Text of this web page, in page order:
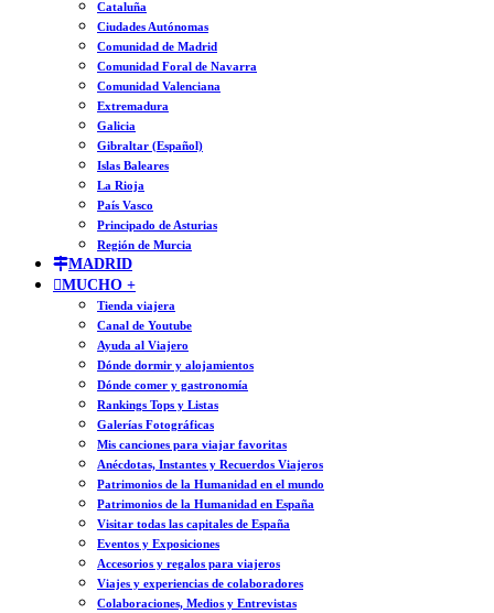
Cataluña
Ciudades Autónomas
Comunidad de Madrid
Comunidad Foral de Navarra
Comunidad Valenciana
Extremadura
Galicia
Gibraltar (Español)
Islas Baleares
La Rioja
País Vasco
Principado de Asturias
Región de Murcia
MADRID
MUCHO +
Tienda viajera
Canal de Youtube
Ayuda al Viajero
Dónde dormir y alojamientos
Dónde comer y gastronomía
Rankings Tops y Listas
Galerías Fotográficas
Mis canciones para viajar favoritas
Anécdotas, Instantes y Recuerdos Viajeros
Patrimonios de la Humanidad en el mundo
Patrimonios de la Humanidad en España
Visitar todas las capitales de España
Eventos y Exposiciones
Accesorios y regalos para viajeros
Viajes y experiencias de colaboradores
Colaboraciones, Medios y Entrevistas